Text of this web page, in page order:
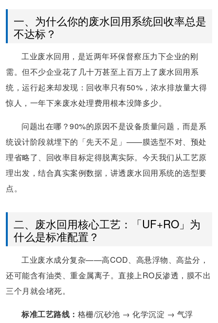
一、为什么你的废水回用系统回收率总是
不达标？
工业废水回用，是近两年环保督察压力下企业的刚
需。但不少企业花了几十万甚至上百万上了废水回用系
统，运行起来却发现：回收率只有50%，浓水排放量大得
惊人，一年下来废水处理费用根本没降多少。
问题出在哪？90%的原因不是设备质量问题，而是系
统设计阶段就埋下的「先天不足」——膜选型不对、预处
理省略了、回收率目标定得脱离实际。今天我们从工艺原
理出发，结合真实案例数据，讲透废水回用系统的选型要
点。
二、废水回用核心工艺：「UF+RO」为
什么是标准配置？
工业废水成分复杂——高COD、高悬浮物、高盐分，
还可能含有油类、重金属离子。直接上RO反渗透，膜不出
三个月就会堵死。
标准工艺路线： 格栅/沉砂池 → 化学沉淀 → 气浮